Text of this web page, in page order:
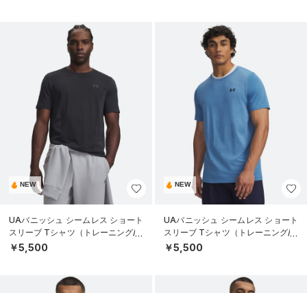
NEW
UAバニッシュ シームレス ショート
スリーブ Tシャツ（トレーニング/M
EN）
￥5,500
NEW
UAバニッシュ シームレス ショート
スリーブ Tシャツ（トレーニング/M
EN）
￥5,500